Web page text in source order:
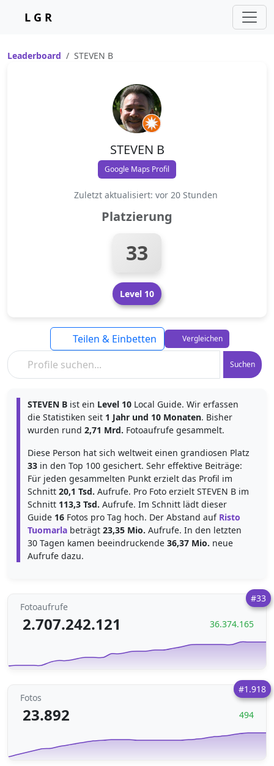
L G R
Leaderboard STEVEN B
STEVEN B
Google Maps Profil
Zuletzt aktualisiert: vor 20 Stunden
Platzierung
33
Level 10
Suchen
Teilen & Einbetten Vergleichen
STEVEN B ist ein Level 10 Local Guide. Wir erfassen
die Statistiken seit 1 Jahr und 10 Monaten. Bisher
wurden rund 2,71 Mrd. Fotoaufrufe gesammelt.
Diese Person hat sich weltweit einen grandiosen Platz
33 in den Top 100 gesichert. Sehr effektive Beiträge:
Für jeden gesammelten Punkt erzielt das Profil im
Schnitt 20,1 Tsd. Aufrufe. Pro Foto erzielt STEVEN B im
Schnitt 113,3 Tsd. Aufrufe. Im Schnitt lädt dieser
Guide 16 Fotos pro Tag hoch. Der Abstand auf Risto
Tuomarla beträgt 23,35 Mio. Aufrufe. In den letzten
30 Tagen kamen beeindruckende 36,37 Mio. neue
Aufrufe dazu.
#33
Fotoaufrufe
2.707.242.121 36.374.165
#1.918
Fotos
23.892 494